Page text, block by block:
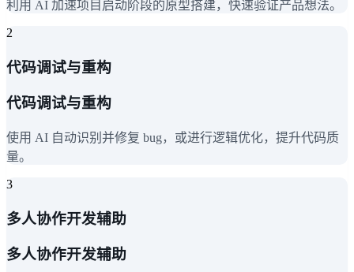
利用 AI 加速项目启动阶段的原型搭建，快速验证产品想法。
2
代码调试与重构
代码调试与重构
使用 AI 自动识别并修复 bug，或进行逻辑优化，提升代码质
量。
3
多人协作开发辅助
多人协作开发辅助